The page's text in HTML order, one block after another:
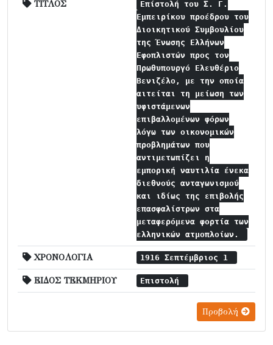
ΤΙΤΛΟΣ
Επίστολή του Σ. Γ.
Εμπειρίκου προέδρου του
Διοικητικού Συμβουλίου
της Ένωσης Ελλήνων
Εφοπλιστών προς τον
Πρωθυπουργό Ελευθέριο
Βενιζέλο, με την οποία
αιτείται τη μείωση των
υφιστάμενων
επιβαλλομένων φόρων
λόγω των οικονομικών
προβλημάτων που
αντιμετωπίζει η
εμπορική ναυτιλία ένεκα
διεθνούς ανταγωνισμού
και ιδίως της επιβολής
επασφαλίστρων στα
μεταφερόμενα φορτία των
ελληνικών ατμοπλοίων.
ΧΡΟΝΟΛΟΓΙΑ 1916 Σεπτέμβριος 1
ΕΙΔΟΣ ΤΕΚΜΗΡΙΟΥ Επιστολή
Προβολή